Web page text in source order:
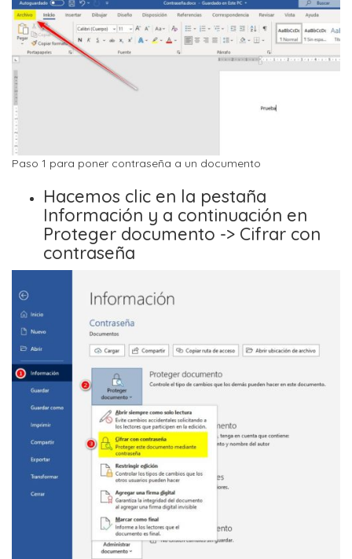
Paso 1 para poner contraseña a un documento
Hacemos clic en la pestaña
Información y a continuación en
Proteger documento -> Cifrar con
contraseña